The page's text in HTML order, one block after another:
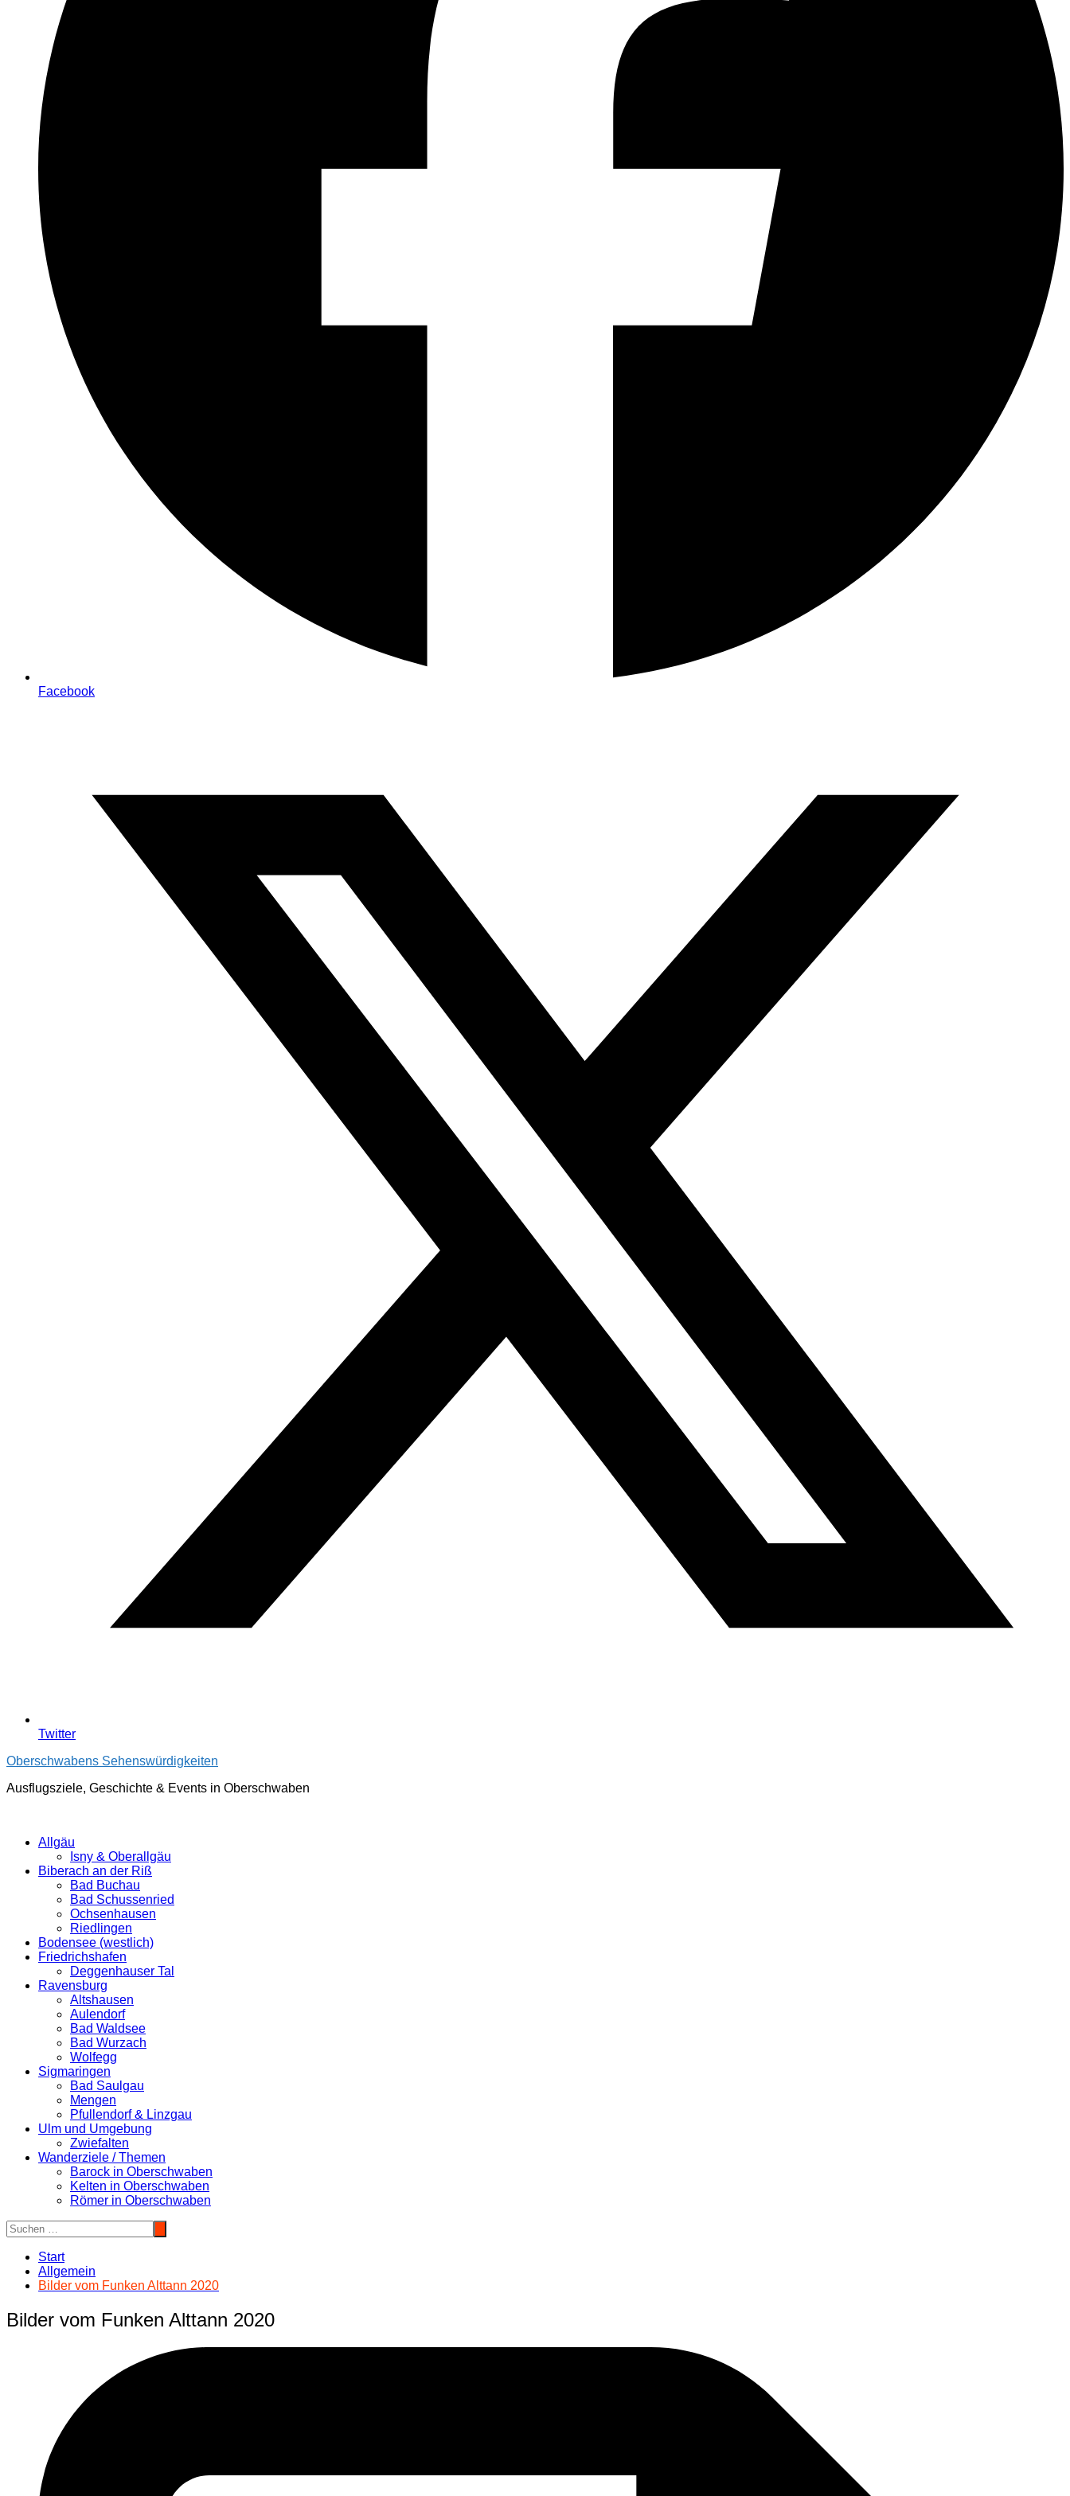
Facebook
Twitter
Oberschwabens Sehenswürdigkeiten
Ausflugsziele, Geschichte & Events in Oberschwaben
Allgäu
Isny & Oberallgäu
Biberach an der Riß
Bad Buchau
Bad Schussenried
Ochsenhausen
Riedlingen
Bodensee (westlich)
Friedrichshafen
Deggenhauser Tal
Ravensburg
Altshausen
Aulendorf
Bad Waldsee
Bad Wurzach
Wolfegg
Sigmaringen
Bad Saulgau
Mengen
Pfullendorf & Linzgau
Ulm und Umgebung
Zwiefalten
Wanderziele / Themen
Barock in Oberschwaben
Kelten in Oberschwaben
Römer in Oberschwaben
Start
Allgemein
Bilder vom Funken Alttann 2020
Bilder vom Funken Alttann 2020